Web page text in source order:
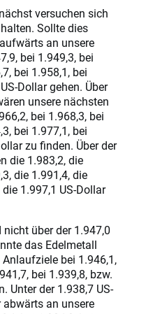
versuchen sich
Sollte dies
an unsere
bei 1.949,3, bei
bei 1.958,1, bei
Dollar gehen. Über
unsere nächsten
bei 1.968,3, bei
bei 1.977,1, bei
zu finden. Über der
die 1.983,2, die
die 1.991,4, die
1.997,1 US-Dollar
über der 1.947,0
das Edelmetall
bei 1.946,1,
bei 1.939,8, bzw.
Unter der 1.938,7 US-
an unsere